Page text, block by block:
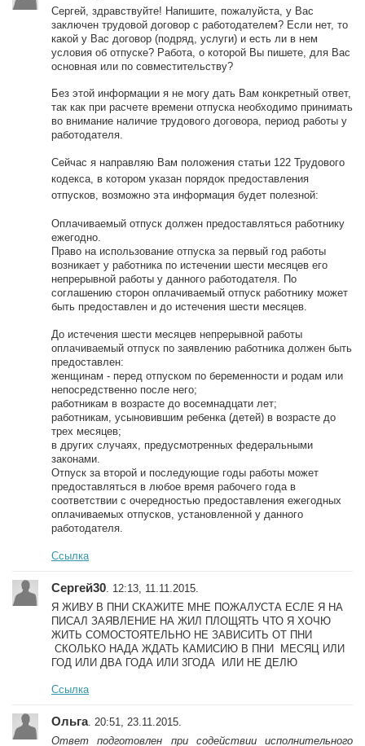
Сергей, здравствуйте! Напишите, пожалуйста, у Вас
заключен трудовой договор с работодателем? Если нет, то
какой у Вас договор (подряд, услуги) и есть ли в нем
условия об отпуске? Работа, о которой Вы пишете, для Вас
основная или по совместительству?
Без этой информации я не могу дать Вам конкретный ответ,
так как при расчете времени отпуска необходимо принимать
во внимание наличие трудового договора, период работы у
работодателя.
Сейчас я направляю Вам положения статьи 122 Трудового
кодекса, в котором указан порядок предоставления
отпусков, возможно эта информация будет полезной:
Оплачиваемый отпуск должен предоставляться работнику
ежегодно.
Право на использование отпуска за первый год работы
возникает у работника по истечении шести месяцев его
непрерывной работы у данного работодателя. По
соглашению сторон оплачиваемый отпуск работнику может
быть предоставлен и до истечения шести месяцев.
До истечения шести месяцев непрерывной работы
оплачиваемый отпуск по заявлению работника должен быть
предоставлен:
женщинам - перед отпуском по беременности и родам или
непосредственно после него;
работникам в возрасте до восемнадцати лет;
работникам, усыновившим ребенка (детей) в возрасте до
трех месяцев;
в других случаях, предусмотренных федеральными
законами.
Отпуск за второй и последующие годы работы может
предоставляться в любое время рабочего года в
соответствии с очередностью предоставления ежегодных
оплачиваемых отпусков, установленной у данного
работодателя.
Ссылка
Сергей30 . 12:13, 11.11.2015.
Я ЖИВУ В ПНИ СКАЖИТЕ МНЕ ПОЖАЛУСТА ЕСЛЕ Я НА
ПИСАЛ ЗАЯВЛЕНИЕ НА ЖИЛ ПЛОЩЯТЬ ЧТО Я ХОЧЮ
ЖИТЬ СОМОСТОЯТЕЛЬНО НЕ ЗАВИСИТЬ ОТ ПНИ
СКОЛЬКО НАДА ЖДАТЬ КАМИСИЮ В ПНИ МЕСЯЦ ИЛИ
ГОД ИЛИ ДВА ГОДА ИЛИ 3ГОДА ИЛИ НЕ ДЕЛЮ
Ссылка
Ольга. 20:51, 23.11.2015.
Ответ подготовлен при содействии исполнительного